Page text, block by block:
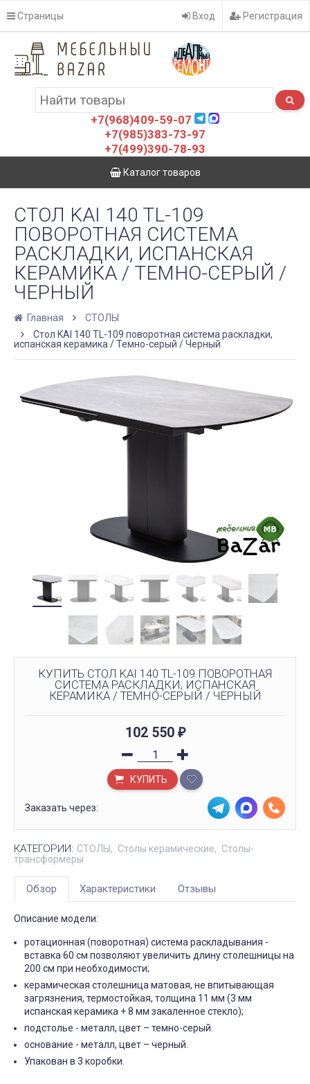
Страницы Вход Регистрация
+7(968)409-59-07
+7(985)383-73-97
+7(499)390-78-93
Каталог товаров
СТОЛ KAI 140 TL-109
ПОВОРОТНАЯ СИСТЕМА
РАСКЛАДКИ, ИСПАНСКАЯ
КЕРАМИКА / ТЕМНО-СЕРЫЙ /
ЧЕРНЫЙ
Главная
СТОЛЫ
Стол KAI 140 TL-109 поворотная система раскладки,
испанская керамика / Темно-серый / Черный
КУПИТЬ СТОЛ KAI 140 TL-109 ПОВОРОТНАЯ
СИСТЕМА РАСКЛАДКИ, ИСПАНСКАЯ
КЕРАМИКА / ТЕМНО-СЕРЫЙ / ЧЕРНЫЙ
102 550 ₽
КУПИТЬ
Заказать через:
КАТЕГОРИИ: СТОЛЫ Столы керамические
Столы-
трансформеры
Обзор Характеристики Отзывы
Описание модели:
ротационная (поворотная) система раскладывания -
вставка 60 см позволяют увеличить длину столешницы на
200 см при необходимости;
керамическая столешница матовая, не впитывающая
загрязнения, термостойкая, толщина 11 мм (3 мм
испанская керамика + 8 мм закаленное стекло);
подстолье - металл, цвет – темно-серый.
основание - металл, цвет – черный.
Упакован в 3 коробки.